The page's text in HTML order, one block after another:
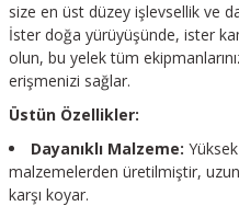
size en üst düzey işlevsellik ve
İster doğa yürüyüşünde, ister
olun, bu yelek tüm
erişmenizi sağlar.
Üstün Özellikler:
Dayanıklı Malzeme:
malzemelerden üretilmiştir,
karşı koyar.